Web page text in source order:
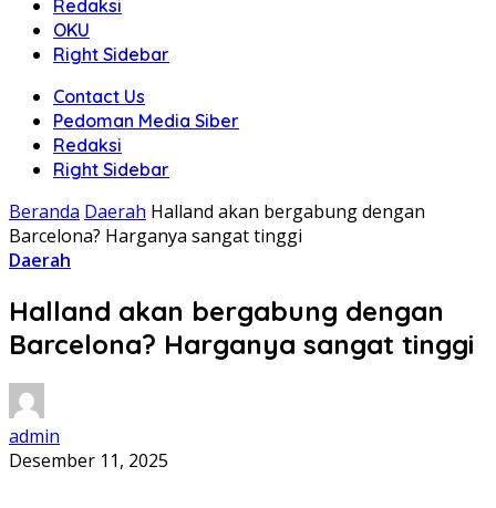
Redaksi
OKU
Right Sidebar
Contact Us
Pedoman Media Siber
Redaksi
Right Sidebar
Beranda Daerah Halland akan bergabung dengan
Barcelona? Harganya sangat tinggi
Daerah
Halland akan bergabung dengan
Barcelona? Harganya sangat tinggi
admin
Desember 11, 2025